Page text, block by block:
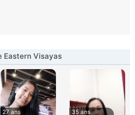
Eastern Visayas
27 ans
35 ans